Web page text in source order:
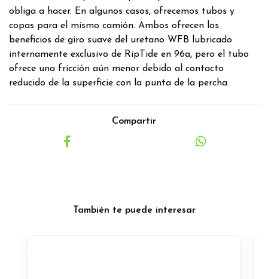
obliga a hacer. En algunos casos, ofrecemos tubos y
copas para el mismo camión. Ambos ofrecen los
beneficios de giro suave del uretano WFB lubricado
internamente exclusivo de RipTide en 96a, pero el tubo
ofrece una fricción aún menor debido al contacto
reducido de la superficie con la punta de la percha.
Compartir
También te puede interesar